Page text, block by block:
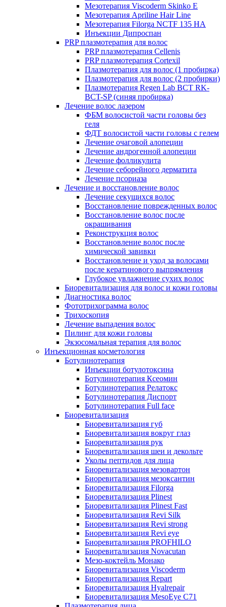
Мезотерапия Viscoderm Skinko E
Мезотерапия Apriline Hair Line
Мезотерапия Filorga NCTF 135 HA
Инъекции Дипроспан
PRP плазмотерапия для волос
PRP плазмотерапия Cellenis
PRP плазмотерапия Cortexil
Плазмотерапия для волос (1 пробирка)
Плазмотерапия для волос (2 пробирки)
Плазмотерапия Regen Lab BCT RK-
BCT-SP (синяя пробирка)
Лечение волос лазером
ФБМ волосистой части головы без
геля
ФДТ волосистой части головы с гелем
Лечение очаговой алопеции
Лечение андрогенной алопеции
Лечение фолликулита
Лечение себорейного дерматита
Лечение псориаза
Лечение и восстановление волос
Лечение секущихся волос
Восстановление поврежденных волос
Восстановление волос после
окрашивания
Реконструкция волос
Восстановление волос после
химической завивки
Восстановление и уход за волосами
после кератинового выпрямления
Глубокое увлажнение сухих волос
Биоревитализация для волос и кожи головы
Диагностика волос
Фототрихограмма волос
Трихоскопия
Лечение выпадения волос
Пилинг для кожи головы
Экзосомальная терапия для волос
Инъекционная косметология
Ботулинотерапия
Инъекции ботулотоксина
Ботулинотерапия Ксеомин
Ботулинотерапия Релатокс
Ботулинотерапия Диспорт
Ботулинотерапия Full face
Биоревитализация
Биоревитализация губ
Биоревитализация вокруг глаз
Биоревитализация рук
Биоревитализация шеи и декольте
Уколы пептидов для лица
Биоревитализация мезовартон
Биоревитализация мезоксантин
Биоревитализация Filorga
Биоревитализация Plinest
Биоревитализация Plinest Fast
Биоревитализация Revi Silk
Биоревитализация Revi strong
Биоревитализация Revi eye
Биоревитализация PROFHILO
Биоревитализация Novacutan
Мезо-коктейль Монако
Биоревитализация Viscoderm
Биоревитализация Repart
Биоревитализация Hyalrepair
Биоревитализация MesoEye C71